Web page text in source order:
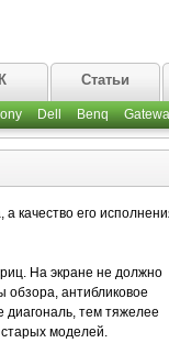
Статьи
Dell Benq
качество его
На экране не должно
обзора, антибликовое
диагональ, тем тяжелее
моделей.